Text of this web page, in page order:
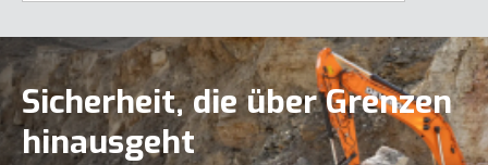
Sicherheit, die über Grenzen
hinausgeht